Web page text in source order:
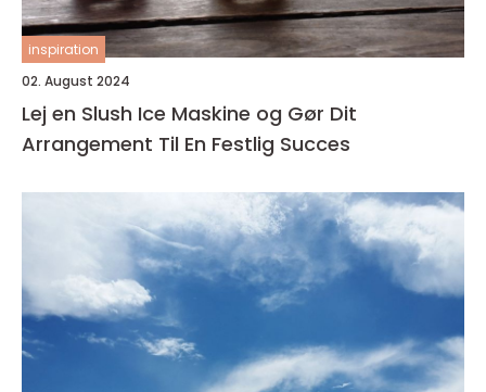
inspiration
02. August 2024
Lej en Slush Ice Maskine og Gør Dit
Arrangement Til En Festlig Succes